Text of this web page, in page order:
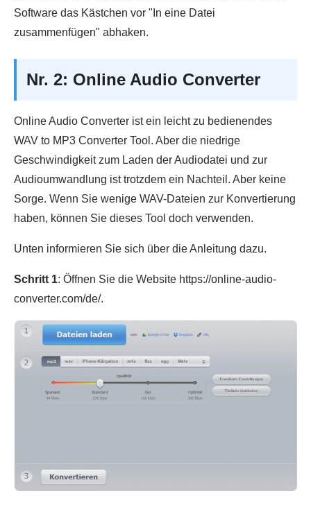
Software das Kästchen vor "In eine Datei
zusammenfügen" abhaken.
Nr. 2: Online Audio Converter
Online Audio Converter ist ein leicht zu bedienendes
WAV to MP3 Converter Tool. Aber die niedrige
Geschwindigkeit zum Laden der Audiodatei und zur
Audioumwandlung ist trotzdem ein Nachteil. Aber keine
Sorge. Wenn Sie wenige WAV-Dateien zur Konvertierung
haben, können Sie dieses Tool doch verwenden.
Unten informieren Sie sich über die Anleitung dazu.
Schritt 1: Öffnen Sie die Website https://online-audio-
converter.com/de/.